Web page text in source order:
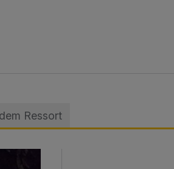
Ressort